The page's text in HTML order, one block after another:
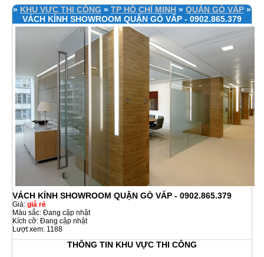
» KHU VỰC THI CÔNG » TP HỒ CHÍ MINH » QUẬN GÒ VẤP »
VÁCH KÍNH SHOWROOM QUẬN GÒ VẤP - 0902.865.379
VÁCH KÍNH SHOWROOM QUẬN GÒ VẤP - 0902.865.379
Giá: giá rẻ
Màu sắc: Đang cập nhật
Kích cỡ: Đang cập nhật
Lượt xem: 1188
THÔNG TIN KHU VỰC THI CÔNG